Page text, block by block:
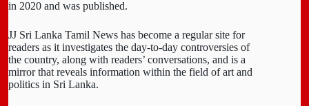
in 2020 and was published.
JJ Sri Lanka Tamil News has become a regular site for
readers as it investigates the day-to-day controversies of
the country, along with readers’ conversations, and is a
mirror that reveals information within the field of art and
politics in Sri Lanka.